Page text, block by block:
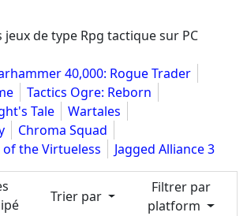
jeux de type Rpg tactique sur PC
40,000: Rogue Trader
Tactics Ogre: Reborn
Tale
Wartales
Chroma Squad
of the Virtueless
Jagged Alliance 3
Trier par
Filtrer par
platform